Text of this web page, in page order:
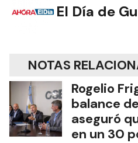
El Día de
NOTAS
Rogelio
balance
aseguró
en un 30